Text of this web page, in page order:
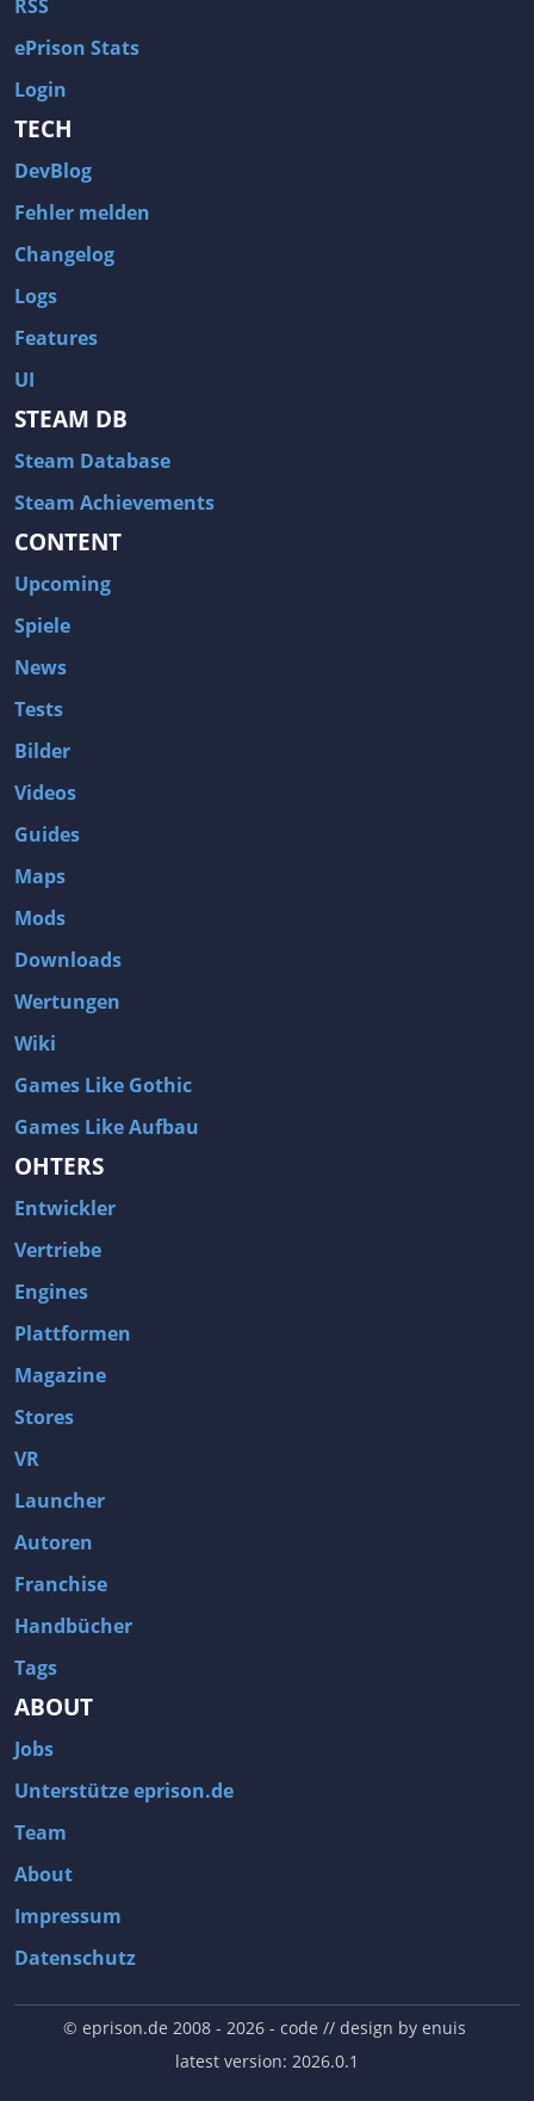
RSS
ePrison Stats
Login
TECH
DevBlog
Fehler melden
Changelog
Logs
Features
UI
STEAM DB
Steam Database
Steam Achievements
CONTENT
Upcoming
Spiele
News
Tests
Bilder
Videos
Guides
Maps
Mods
Downloads
Wertungen
Wiki
Games Like Gothic
Games Like Aufbau
OHTERS
Entwickler
Vertriebe
Engines
Plattformen
Magazine
Stores
VR
Launcher
Autoren
Franchise
Handbücher
Tags
ABOUT
Jobs
Unterstütze eprison.de
Team
About
Impressum
Datenschutz
© eprison.de 2008 - 2026- code // design by enuis
latest version: 2026.0.1